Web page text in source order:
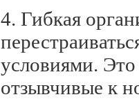
4. Гибкая
условиями.
отзывчивые к